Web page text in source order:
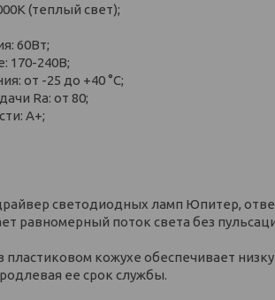
(теплый свет);
60Вт;
170-240В;
от -25 до +40 °C;
Ra: от 80;
А+;
светодиодных ламп Юпитер,
равномерный поток света без
кожухе обеспечивает
ее срок службы.